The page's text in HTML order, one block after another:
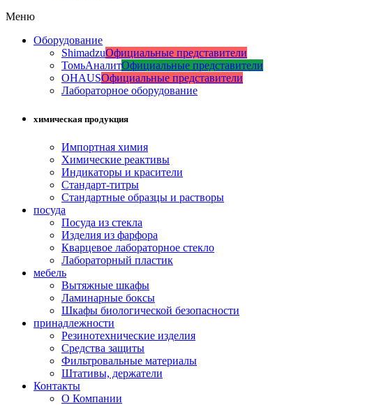
Меню
Оборудование
ShimadzuОфициальные представители
ТомьАналитОфициальные представители
OHAUSОфициальные представители
Лабораторное оборудование
химическая продукция
Импортная химия
Химические реактивы
Индикаторы и красители
Стандарт-титры
Стандартные образцы и растворы
посуда
Посуда из стекла
Изделия из фарфора
Кварцевое лабораторное стекло
Лабораторный пластик
мебель
Вытяжные шкафы
Ламинарные боксы
Шкафы биологической безопасности
принадлежности
Резинотехнические изделия
Средства защиты
Фильтровальные материалы
Штативы, держатели
Контакты
О Компании